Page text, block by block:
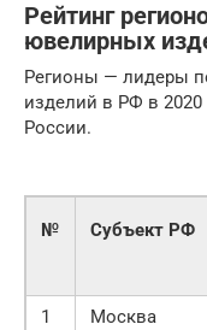
Рейтинг
ювелирных
Регионы — лидеры
изделий в РФ в 2020
России.
№ Субъект РФ
1 Москва